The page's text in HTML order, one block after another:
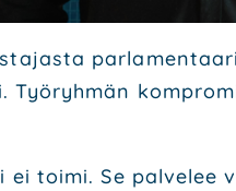
Työ­ryh­män
toi­mi. Se